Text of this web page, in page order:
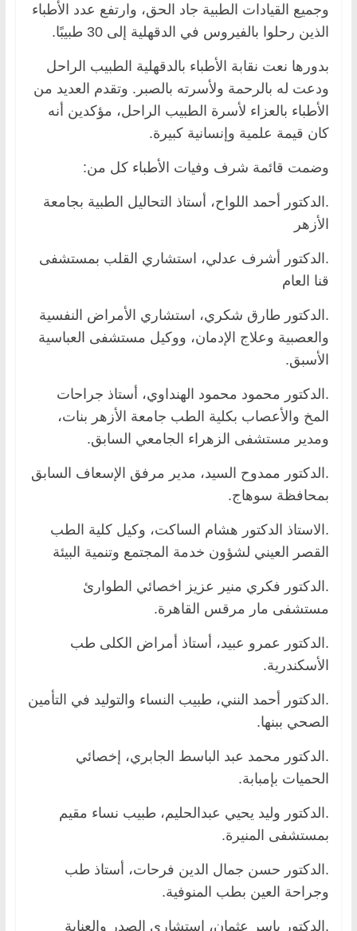
وجميع القيادات الطبية جاد الحق، وارتفع عدد الأطباء
الذين رحلوا بالفيروس في الدقهلية إلى 30 طبيبًا.
بدورها نعت نقابة الأطباء بالدقهلية الطبيب الراحل
ودعت له بالرحمة ولأسرته بالصبر. وتقدم العديد من
الأطباء بالعزاء لأسرة الطبيب الراحل، مؤكدين أنه
كان قيمة علمية وإنسانية كبيرة.
وضمت قائمة شرف وفيات الأطباء كل من:
.الدكتور أحمد اللواح، أستاذ التحاليل الطبية بجامعة
الأزهر
.الدكتور أشرف عدلي، استشاري القلب بمستشفى
قنا العام
.الدكتور طارق شكري، استشاري الأمراض النفسية
والعصبية وعلاج الإدمان، ووكيل مستشفى العباسية
الأسبق.
.الدكتور محمود محمود الهنداوي، أستاذ جراحات
المخ والأعصاب بكلية الطب جامعة الأزهر بنات،
ومدير مستشفى الزهراء الجامعي السابق.
.الدكتور ممدوح السيد، مدير مرفق الإسعاف السابق
بمحافظة سوهاج.
.الاستاذ الدكتور هشام الساكت، وكيل كلية الطب
القصر العيني لشؤون خدمة المجتمع وتنمية البيئة
.الدكتور فكري منير عزيز اخصائي الطوارئ
مستشفى مار مرقس القاهرة.
.الدكتور عمرو عبيد، أستاذ أمراض الكلى طب
الأسكندرية.
.الدكتور أحمد النني، طبيب النساء والتوليد في التأمين
الصحي ببنها.
.الدكتور محمد عبد الباسط الجابري، إخصائي
الحميات بإمبابة.
.الدكتور وليد يحيي عبدالحليم، طبيب نساء مقيم
بمستشفى المنيرة.
.الدكتور حسن جمال الدين فرحات، أستاذ طب
وجراحة العين بطب المنوفية.
.الدكتور ياسر عثمان، استشاري الصدر والعناية